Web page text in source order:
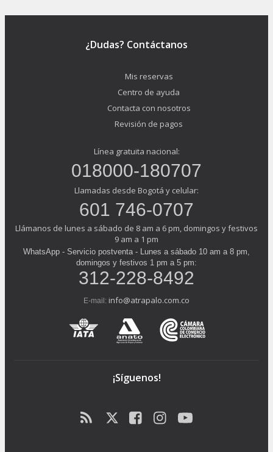
¿Dudas? Contáctanos
Mis reservas
Centro de ayuda
Contacta con nosotros
Revisión de pagos
Línea gratuita nacional:
018000-180707
Llamadas desde Bogotá y celular:
601 746-0707
Llámanos de lunes a sábado de 8 am a 6 pm, domingos y festivos
9 am a 1 pm
WhatsApp - Servicio postventa - Lunes a sábado 10 am a 8 pm,
domingos y festivos 1 pm a 5 pm:
312-228-8492
E-mail: info@atrapalo.com.co
¡Síguenos!